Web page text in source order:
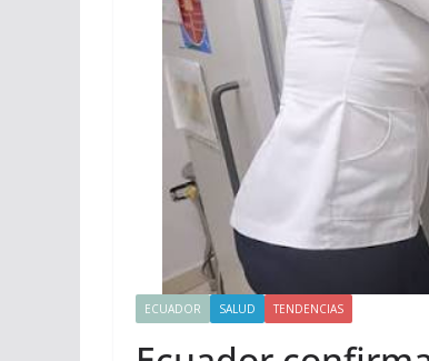
ECUADOR SALUD TENDENCIAS